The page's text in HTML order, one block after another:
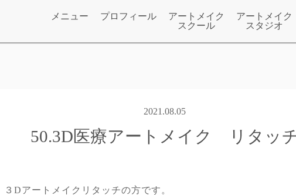
メニュー プロフィール
アートメイク
スクール
アートメイク
スタジオ
2021.08.05
50.3D医療アートメイク リタッ
３Dアートメイクリタッチの方です。